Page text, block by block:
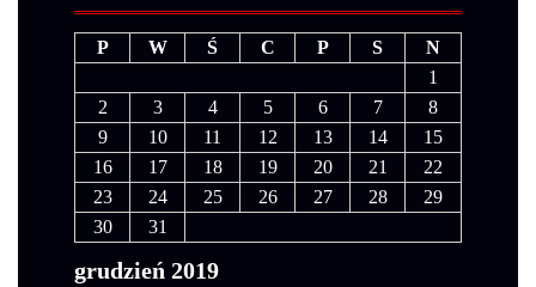
grudzień 2019
P W Ś C P S
N
1
2
3 4 5 6 7
8
9
10 11 12 13 14
15
16
17 18 19 20 21
22
23
24 25 26 27 28
29
30
31